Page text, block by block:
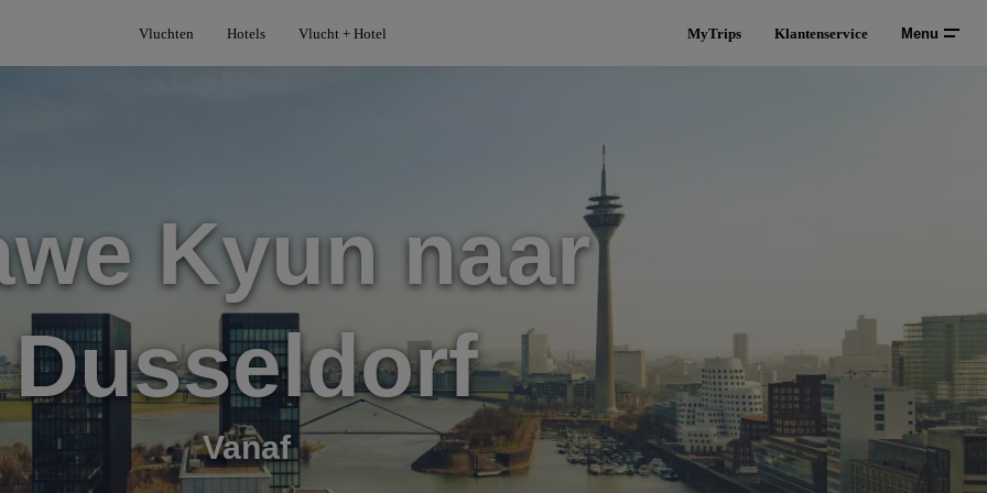
Vluchten Hotels Vlucht + Hotel MyTrips Klantenservice Menu
Kyun naar
Dusseldorf
Vanaf